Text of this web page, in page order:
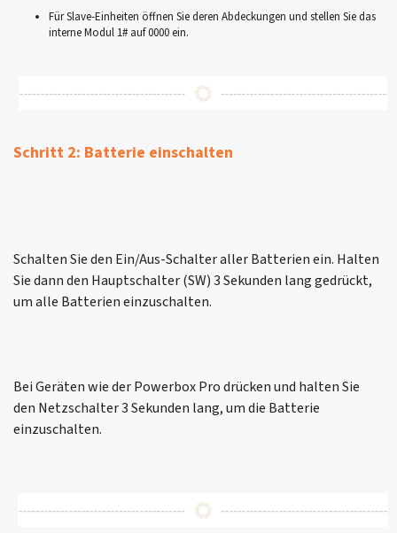
Für Slave-Einheiten öffnen Sie deren Abdeckungen und stellen Sie das
interne Modul 1# auf 0000 ein.
Schritt 2: Batterie einschalten
Schalten Sie den Ein/Aus-Schalter aller Batterien ein. Halten
Sie dann den Hauptschalter (SW) 3 Sekunden lang gedrückt,
um alle Batterien einzuschalten.
Bei Geräten wie der Powerbox Pro drücken und halten Sie
den Netzschalter 3 Sekunden lang, um die Batterie
einzuschalten.